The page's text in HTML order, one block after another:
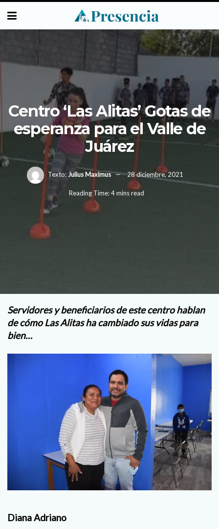
Centro ‘Las Alitas’ Gotas de
esperanza para el Valle de
Juárez
Texto: Julius Maximus 28 diciembre, 2021
Reading Time: 4 mins read
Servidores y beneficiarios de este centro hablan
de cómo Las Alitas ha cambiado sus vidas para
bien…
Diana Adriano